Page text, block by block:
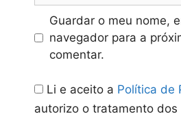
Guardar o meu nome,
navegador para a
comentar.
Li e aceito a Política de
autorizo o tratamento dos